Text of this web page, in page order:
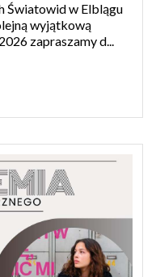
Światowid w Elblągu
wyjątkową
zapraszamy d...